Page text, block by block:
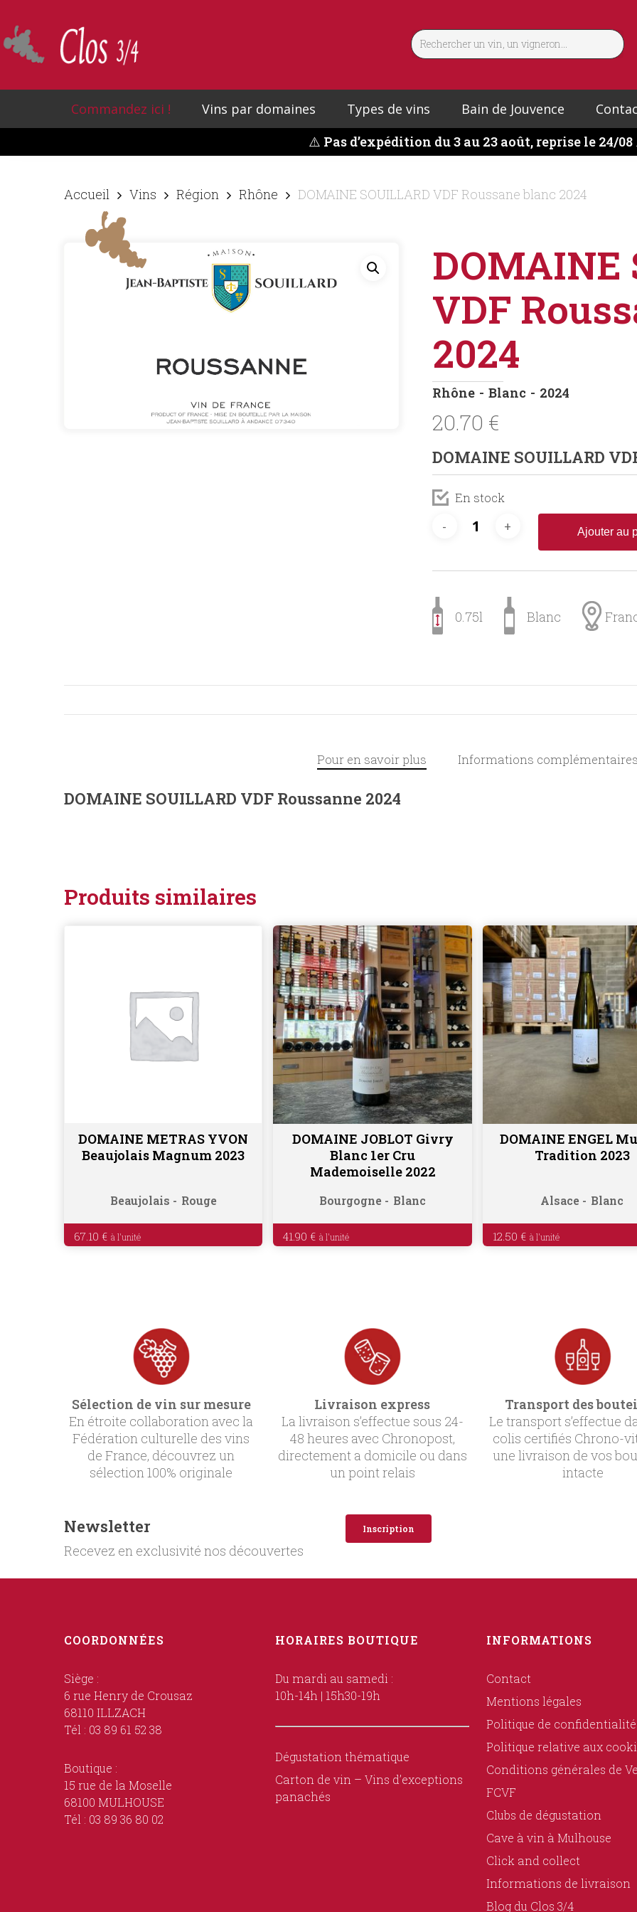
main
content
Commandez ici ! Vins par domaines Types de vins Bain de Jouvence
⚠️ Pas d’expédition du 3 au 23 août, reprise le 24/08
Accueil Vins Région Rhône DOMAINE SOUILLARD VDF Roussane blanc 2024
DOMAINE
VDF
2024
Rhône Blanc 2024
20.70 €
DOMAINE SOUILLARD
En stock
Ajouter au
0.75l Blanc
Pour en savoir plus Informations
DOMAINE SOUILLARD VDF Roussanne 2024
Produits similaires
Ajouter au panier
DOMAINE METRAS YVON
Beaujolais Magnum 2023
Beaujolais Rouge
67.10 €
Ajouter au panier
DOMAINE JOBLOT Givry
Blanc 1er Cru
Mademoiselle 2022
Bourgogne Blanc
41.90 €
Ajouter au panier
DOMAINE ENGEL
Tradition 2023
Alsace Blanc
12.50 €
Sélection de vin sur mesure
En étroite collaboration avec la
Fédération culturelle des vins
de France, découvrez un
sélection 100% originale
Livraison express
La livraison s’effectue sous 24-
48 heures avec Chronopost,
directement a domicile ou dans
un point relais
Transport des
Le transport s’effectue
colis certifiés Chrono-
une livraison de vos
intacte
Newsletter
Recevez en exclusivité nos découvertes
Inscription
COORDONNÉES
Siège :
6 rue Henry de Crousaz
68110 ILLZACH
Tél : 03 89 61 52 38
Boutique :
15 rue de la Moselle
68100 MULHOUSE
Tél : 03 89 36 80 02
HORAIRES BOUTIQUE
Du mardi au samedi :
10h-14h | 15h30-19h
Dégustation thématique
Carton de vin – Vins d’exceptions
panachés
INFORMATIONS
Contact
Mentions légales
Politique de confidentialité
Politique relative aux
Conditions générales de
FCVF
Clubs de dégustation
Cave à vin à Mulhouse
Click and collect
Informations de livraison
Blog du Clos 3/4